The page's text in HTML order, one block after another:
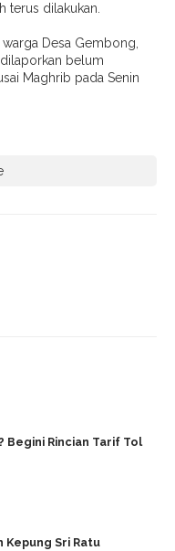
terus dilakukan.
Desa Gembong,
belum
Maghrib pada Senin
Begini Rincian Tarif Tol
Kepung Sri Ratu